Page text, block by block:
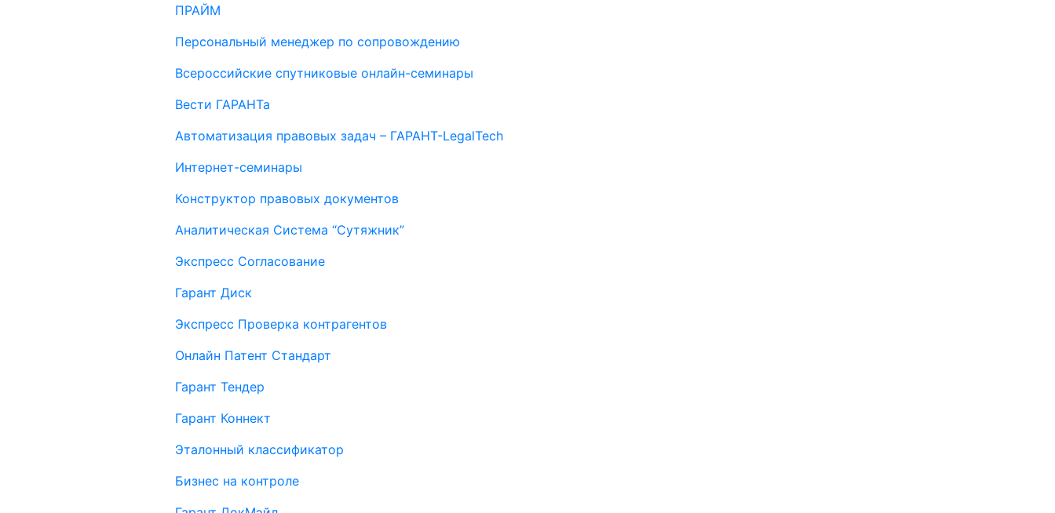
ПРАЙМ
Персональный менеджер по сопровождению
Всероссийские спутниковые онлайн-семинары
Вести ГАРАНТа
Автоматизация правовых задач – ГАРАНТ-LegalTech
Интернет-семинары
Конструктор правовых документов
Аналитическая Система “Сутяжник”
Экспресс Согласование
Гарант Диск
Экспресс Проверка контрагентов
Онлайн Патент Стандарт
Гарант Тендер
Гарант Коннект
Эталонный классификатор
Бизнес на контроле